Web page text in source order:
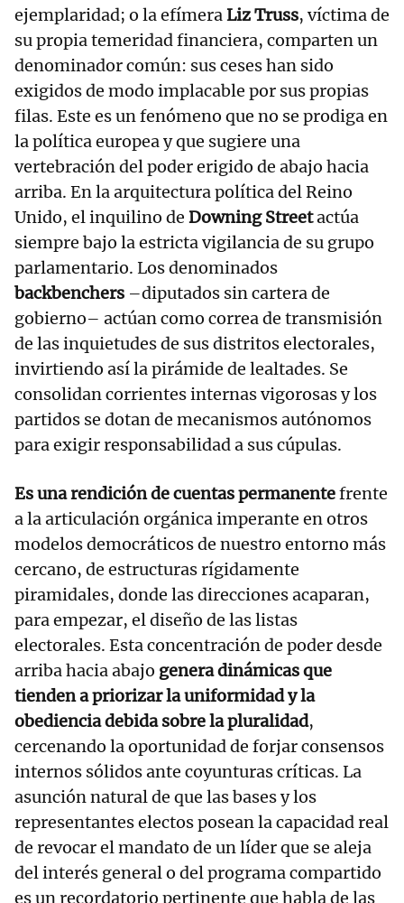
ejemplaridad; o la efímeraLiz Truss, víctima de
su propia temeridad financiera, comparten un
denominador común: sus ceses han sido
exigidos de modo implacable por sus propias
filas. Este es un fenómeno que no se prodiga en
la política europea y que sugiere una
vertebración del poder erigido de abajo hacia
arriba. En la arquitectura política del Reino
Unido, el inquilino de Downing Streetactúa
siempre bajo la estricta vigilancia de su grupo
parlamentario. Los denominados
backbenchers –diputados sin cartera de
gobierno– actúan como correa de transmisión
de las inquietudes de sus distritos electorales,
invirtiendo así la pirámide de lealtades. Se
consolidan corrientes internas vigorosas y los
partidos se dotan de mecanismos autónomos
para exigir responsabilidad a sus cúpulas.
Es una rendición de cuentas permanentefrente
a la articulación orgánica imperante en otros
modelos democráticos de nuestro entorno más
cercano, de estructuras rígidamente
piramidales, donde las direcciones acaparan,
para empezar, el diseño de las listas
electorales. Esta concentración de poder desde
arriba hacia abajo genera dinámicas que
tienden a priorizar la uniformidad y la
obediencia debida sobre la pluralidad,
cercenando la oportunidad de forjar consensos
internos sólidos ante coyunturas críticas. La
asunción natural de que las bases y los
representantes electos posean la capacidad real
de revocar el mandato de un líder que se aleja
del interés general o del programa compartido
es un recordatorio pertinente que habla de las